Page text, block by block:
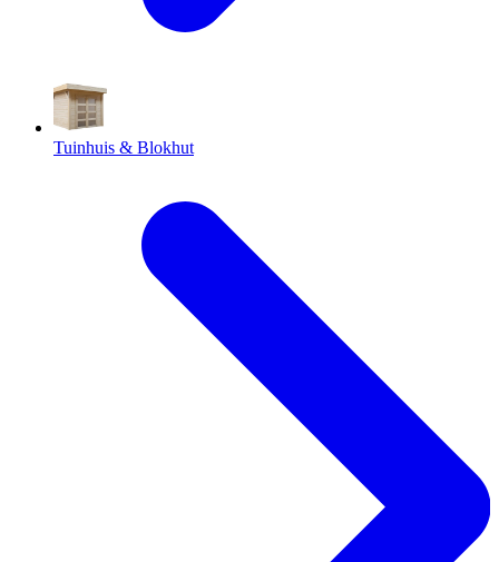
Tuinhuis & Blokhut